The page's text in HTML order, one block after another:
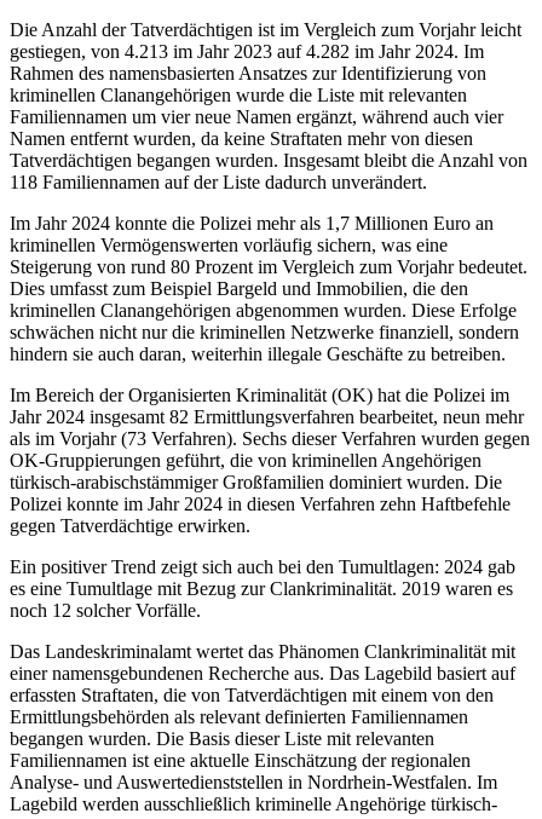
Die Anzahl der Tatverdächtigen ist im Vergleich zum Vorjahr leicht
gestiegen, von 4.213 im Jahr 2023 auf 4.282 im Jahr 2024. Im
Rahmen des namensbasierten Ansatzes zur Identifizierung von
kriminellen Clanangehörigen wurde die Liste mit relevanten
Familiennamen um vier neue Namen ergänzt, während auch vier
Namen entfernt wurden, da keine Straftaten mehr von diesen
Tatverdächtigen begangen wurden. Insgesamt bleibt die Anzahl von
118 Familiennamen auf der Liste dadurch unverändert.
Im Jahr 2024 konnte die Polizei mehr als 1,7 Millionen Euro an
kriminellen Vermögenswerten vorläufig sichern, was eine
Steigerung von rund 80 Prozent im Vergleich zum Vorjahr bedeutet.
Dies umfasst zum Beispiel Bargeld und Immobilien, die den
kriminellen Clanangehörigen abgenommen wurden. Diese Erfolge
schwächen nicht nur die kriminellen Netzwerke finanziell, sondern
hindern sie auch daran, weiterhin illegale Geschäfte zu betreiben.
Im Bereich der Organisierten Kriminalität (OK) hat die Polizei im
Jahr 2024 insgesamt 82 Ermittlungsverfahren bearbeitet, neun mehr
als im Vorjahr (73 Verfahren). Sechs dieser Verfahren wurden gegen
OK-Gruppierungen geführt, die von kriminellen Angehörigen
türkisch-arabischstämmiger Großfamilien dominiert wurden. Die
Polizei konnte im Jahr 2024 in diesen Verfahren zehn Haftbefehle
gegen Tatverdächtige erwirken.
Ein positiver Trend zeigt sich auch bei den Tumultlagen: 2024 gab
es eine Tumultlage mit Bezug zur Clankriminalität. 2019 waren es
noch 12 solcher Vorfälle.
Das Landeskriminalamt wertet das Phänomen Clankriminalität mit
einer namensgebundenen Recherche aus. Das Lagebild basiert auf
erfassten Straftaten, die von Tatverdächtigen mit einem von den
Ermittlungsbehörden als relevant definierten Familiennamen
begangen wurden. Die Basis dieser Liste mit relevanten
Familiennamen ist eine aktuelle Einschätzung der regionalen
Analyse- und Auswertedienststellen in Nordrhein-Westfalen. Im
Lagebild werden ausschließlich kriminelle Angehörige türkisch-